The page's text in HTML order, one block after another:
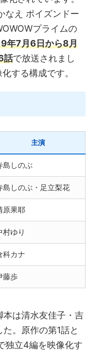
なえ ポイズンドー
プライムの
年7月6日から8月
話で放送されまし
する構成です。
主演
島しのぶ
島しのぶ・足立梨花
原果耶
村ゆり
科カナ
藤歩
本は清水友佳子・吉
。原作の第1話と
独立4編を映像化す